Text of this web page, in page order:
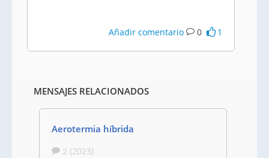
Añadir comentario 0 1
MENSAJES RELACIONADOS
Aerotermia híbrida
2 (2023)